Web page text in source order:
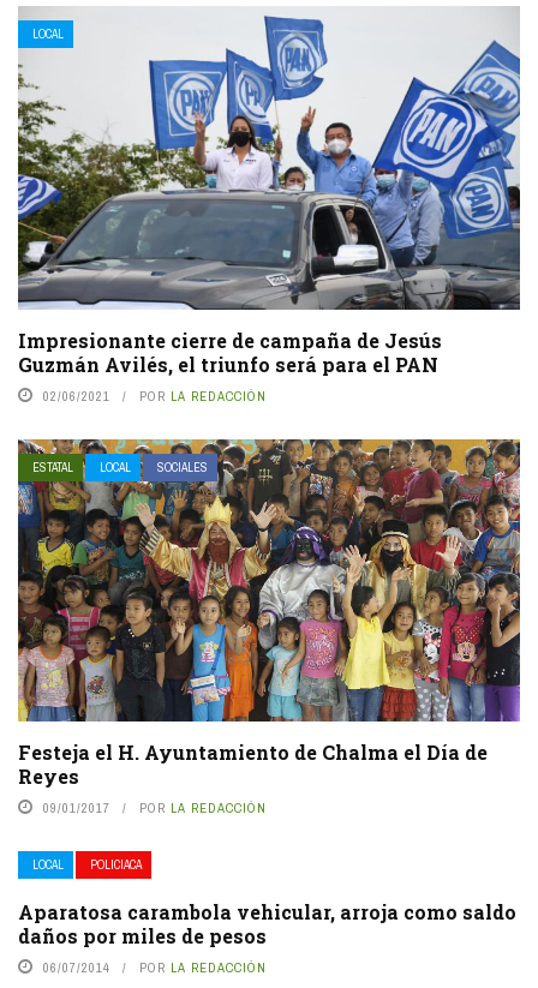
LOCAL
Impresionante cierre de campaña de Jesús
Guzmán Avilés, el triunfo será para el PAN
02/06/2021 POR LA REDACCIÓN
ESTATAL LOCAL SOCIALES
Festeja el H. Ayuntamiento de Chalma el Día de
Reyes
09/01/2017 POR LA REDACCIÓN
LOCAL POLICIACA
Aparatosa carambola vehicular, arroja como saldo
daños por miles de pesos
06/07/2014 POR LA REDACCIÓN